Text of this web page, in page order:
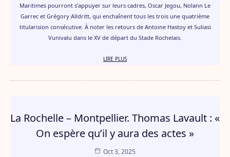
Maritimes pourront s’appuyer sur leurs cadres, Oscar Jegou, Nolann Le
Garrec et Grégory Alldritt, qui enchaînent tous les trois une quatrième
titularision consécutive. À noter les retours de Antoine Hastoy et Suliasi
Vunivalu dans le XV de départ du Stade Rochelais.
LIRE PLUS
La Rochelle – Montpellier. Thomas Lavault : «
On espère qu’il y aura des actes »
Oct 3, 2025